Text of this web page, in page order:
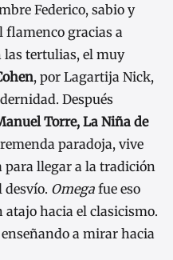
Federico, sabio y
flamenco gracias a
las tertulias, el muy
, por Lagartija Nick,
Después
Torre, La Niña de
paradoja, vive
para llegar a la tradición
desvío. Omega fue eso
hacia el clasicismo.
a mirar hacia